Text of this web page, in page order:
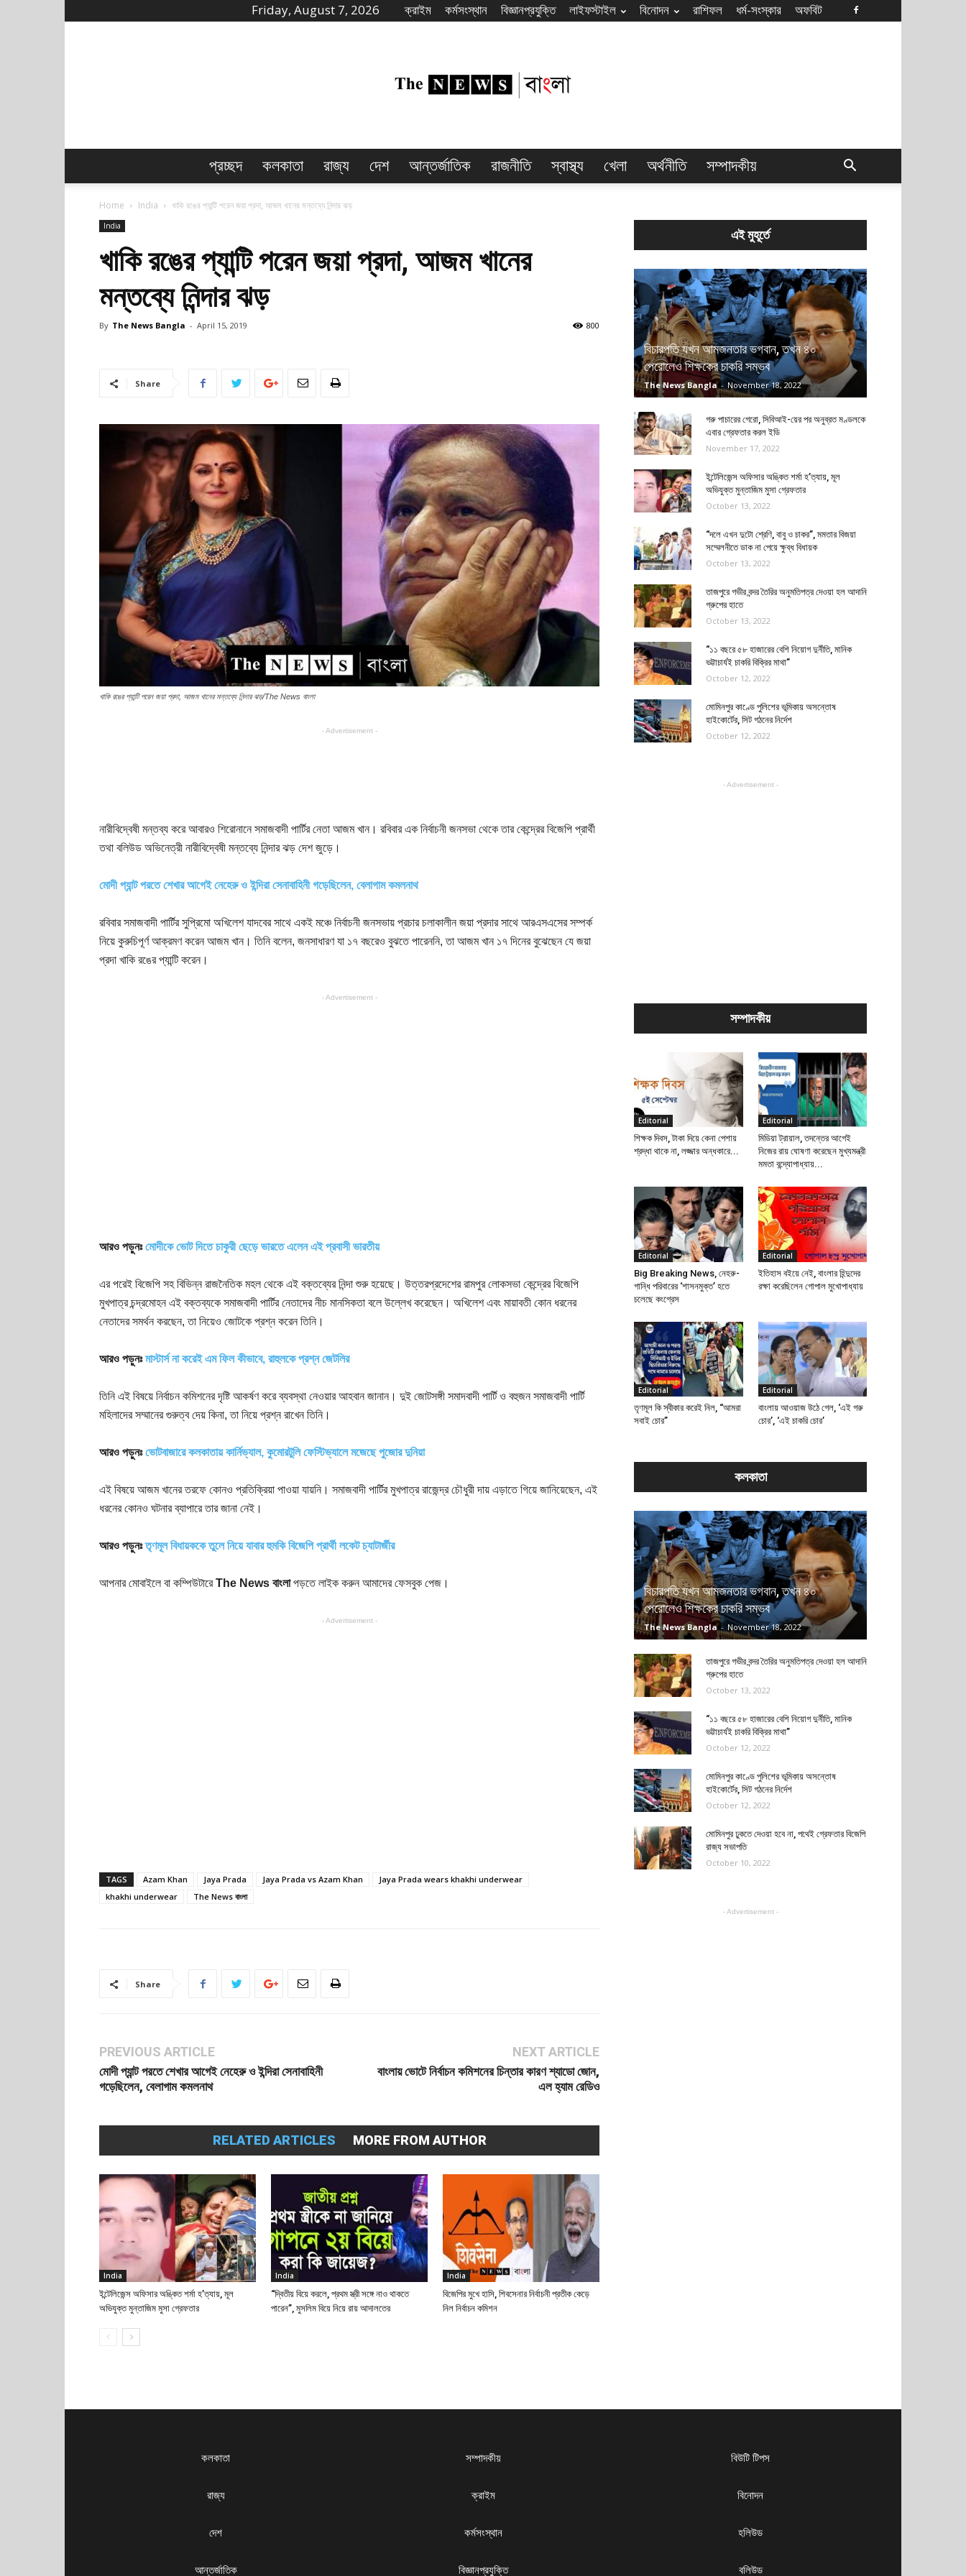
Friday, August 7, 2026 ক্রাইম কর্মসংস্থান বিজ্ঞানপ্রযুক্তি লাইফস্টাইল বিনোদন রাশিফল ধৰ্ম-সংস্কার অফবিট
প্রচ্ছদ কলকাতা রাজ্য দেশ আন্তর্জাতিক রাজনীতি স্বাস্থ্য খেলা অর্থনীতি সম্পাদকীয়
Home India খাকি রঙের প্যান্টি পরেন জয়া প্রদা, আজম খানের মন্তব্যে নিন্দার ঝড়
India
খাকি রঙের প্যান্টি পরেন জয়া প্রদা, আজম খানের
মন্তব্যে নিন্দার ঝড়
By The News Bangla - April 15, 2019 800
Share
খাকি রঙের প্যান্টি পরেন জয়া প্রদা, আজম খানের মন্তব্যে নিন্দার ঝড়/The News বাংলা
- Advertisement -
নারীবিদ্বেষী মন্তব্য করে আবারও শিরোনানে সমাজবাদী পার্টির নেতা আজম খান। রবিবার এক নির্বাচনী জনসভা থেকে তার কেন্দ্রের বিজেপি প্রার্থী
তথা বলিউড অভিনেত্রী নারীবিদ্বেষী মন্তব্যে নিন্দার ঝড় দেশ জুড়ে।
মোদী প্যান্ট পরতে শেখার আগেই নেহেরু ও ইন্দিরা সেনাবাহিনী গড়েছিলেন, বেলাগাম কমলনাথ
রবিবার সমাজবাদী পার্টির সুপ্রিমো অখিলেশ যাদবের সাথে একই মঞ্চে নির্বাচনী জনসভায় প্রচার চলাকালীন জয়া প্রদার সাথে আরএসএসের সম্পর্ক
নিয়ে কুরুচিপূর্ণ আক্রমণ করেন আজম খান। তিনি বলেন, জনসাধারণ যা ১৭ বছরেও বুঝতে পারেননি, তা আজম খান ১৭ দিনের বুঝেছেন যে জয়া
প্রদা খাকি রঙের প্যান্টি করেন।
- Advertisement -
আরও পড়ুনঃমোদীকে ভোট দিতে চাকুরী ছেড়ে ভারতে এলেন এই প্রবাসী ভারতীয়
এর পরেই বিজেপি সহ বিভিন্ন রাজনৈতিক মহল থেকে এই বক্তব্যের নিন্দা শুরু হয়েছে। উত্তরপ্রদেশের রামপুর লোকসভা কেন্দ্রের বিজেপি
মুখপাত্র চন্দ্রমোহন এই বক্তব্যকে সমাজবাদী পার্টির নেতাদের নীচ মানসিকতা বলে উল্লেখ করেছেন। অখিলেশ এবং মায়াবতী কোন ধরনের
নেতাদের সমর্থন করছেন, তা নিয়েও জোটকে প্রশ্ন করেন তিনি।
আরও পড়ুনঃমাস্টার্স না করেই এম ফিল কীভাবে, রাহুলকে প্রশ্ন জেটলির
তিনি এই বিষয়ে নির্বাচন কমিশনের দৃষ্টি আকর্ষণ করে ব্যবস্থা নেওয়ার আহবান জানান। দুই জোটসঙ্গী সমাদবাদী পার্টি ও বহুজন সমাজবাদী পার্টি
মহিলাদের সম্মানের গুরুত্ব দেয় কিনা, তা নিয়ে প্রশ্ন রাখেন তিনি।
আরও পড়ুনঃভোটবাজারে কলকাতায় কার্নিভ্যাল, কুমোরটুলি ফেস্টিভ্যালে মজেছে পুজোর দুনিয়া
এই বিষয়ে আজম খানের তরফে কোনও প্রতিক্রিয়া পাওয়া যায়নি। সমাজবাদী পার্টির মুখপাত্র রাজেন্দ্র চৌধুরী দায় এড়াতে গিয়ে জানিয়েছেন, এই
ধরনের কোনও ঘটনার ব্যাপারে তার জানা নেই।
আরও পড়ুনঃতৃণমূল বিধায়ককে তুলে নিয়ে যাবার হুমকি বিজেপি প্রার্থী লকেট চ্যাটার্জীর
আপনার মোবাইলে বা কম্পিউটারেThe News বাংলাপড়তে লাইক করুন আমাদের ফেসবুক পেজ।
- Advertisement -
TAGS Azam Khan Jaya Prada Jaya Prada vs Azam Khan
Jaya Prada wears khakhi underwear
khakhi underwear
The News বাংলা
Share
PREVIOUS ARTICLE
মোদী প্যান্ট পরতে শেখার আগেই নেহেরু ও ইন্দিরা সেনাবাহিনী
গড়েছিলেন, বেলাগাম কমলনাথ
NEXT ARTICLE
বাংলায় ভোটে নির্বাচন কমিশনের চিন্তার কারণ শ্যাডো জোন,
এল হ্যাম রেডিও
RELATED ARTICLES MORE FROM AUTHOR
India
ইন্টেলিজেন্স অফিসার অঙ্কিত শর্মা হ’ত্যায়, মূল
অভিযুক্ত মুন্তাজিম মুসা গ্রেফতার
India
“দ্বিতীয় বিয়ে করলে, প্রথম স্ত্রী সঙ্গে নাও থাকতে
পারেন”, মুসলিম বিয়ে নিয়ে রায় আদালতের
India
বিজেপির মুখে হাসি, শিবসেনার নির্বাচনী প্রতীক কেড়ে
নিল নির্বাচন কমিশন
এই মুহূর্তে
বিচারপতি যখন আমজনতার ভগবান, তখন ৪০
পেরোলেও শিক্ষকের চাকরি সম্ভব
The News Bangla - November 18, 2022
গরু পাচারের গেরো, সিবিআই-য়ের পর অনুব্রত মণ্ডলকে
এবার গ্রেফতার করল ইডি
November 17, 2022
ইন্টেলিজেন্স অফিসার অঙ্কিত শর্মা হ’ত্যায়, মূল
অভিযুক্ত মুন্তাজিম মুসা গ্রেফতার
October 13, 2022
“দলে এখন দুটো শ্রেণি, বাবু ও চাকর”, মমতার বিজয়া
সম্মেলনীতে ডাক না পেয়ে ক্ষুব্ধ বিধায়ক
October 13, 2022
তাজপুরে গভীর বন্দর তৈরির অনুমতিপত্র দেওয়া হল আদানি
গ্রুপের হাতে
October 13, 2022
“১১ বছরে ৫৮ হাজারের বেশি নিয়োগ দুর্নীতি, মানিক
ভট্টাচার্যই চাকরি বিক্রির মাথা”
October 12, 2022
মোমিনপুর কাণ্ডে পুলিশের ভূমিকায় অসন্তোষ
হাইকোর্টের, সিট গঠনের নির্দেশ
October 12, 2022
- Advertisement -
সম্পাদকীয়
Editorial
শিক্ষক দিবস, টাকা দিয়ে কেনা পেশায়
শ্রদ্ধা থাকে না, লজ্জার অন্ধকারে...
Editorial
মিডিয়া ট্রায়াল, তদন্তের আগেই
নিজের রায় ঘোষণা করেছেন মুখ্যমন্ত্রী
মমতা বন্দ্যোপাধ্যায়...
Editorial
Big Breaking News, নেহরু-
গান্ধি পরিবারের ‘শাসনমুক্ত’ হতে
চলেছে কংগ্রেস
Editorial
ইতিহাস বইয়ে নেই, বাংলার হিন্দুদের
রক্ষা করেছিলেন গোপাল মুখোপাধ্যায়
Editorial
তৃণমূল কি স্বীকার করেই নিল, “আমরা
সবাই চোর”
Editorial
বাংলায় আওয়াজ উঠে গেল, ‘এই গরু
চোর’, ‘এই চাকরি চোর’
কলকাতা
বিচারপতি যখন আমজনতার ভগবান, তখন ৪০
পেরোলেও শিক্ষকের চাকরি সম্ভব
The News Bangla - November 18, 2022
তাজপুরে গভীর বন্দর তৈরির অনুমতিপত্র দেওয়া হল আদানি
গ্রুপের হাতে
October 13, 2022
“১১ বছরে ৫৮ হাজারের বেশি নিয়োগ দুর্নীতি, মানিক
ভট্টাচার্যই চাকরি বিক্রির মাথা”
October 12, 2022
মোমিনপুর কাণ্ডে পুলিশের ভূমিকায় অসন্তোষ
হাইকোর্টের, সিট গঠনের নির্দেশ
October 12, 2022
মোমিনপুর ঢুকতে দেওয়া হবে না, পথেই গ্রেফতার বিজেপি
রাজ্য সভাপতি
October 10, 2022
- Advertisement -
কলকাতা
রাজ্য
দেশ
আন্তর্জাতিক
সম্পাদকীয়
ক্রাইম
কর্মসংস্থান
বিজ্ঞানপ্রযুক্তি
বিউটি টিপস
বিনোদন
হলিউড
বলিউড